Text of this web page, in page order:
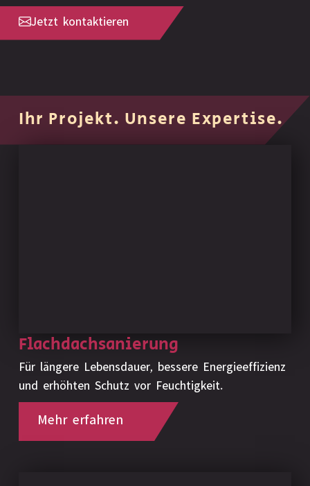
Jetzt kontaktieren
Ihr Projekt. Unsere Expertise.
Flachdachsanierung
Für längere Lebensdauer, bessere Energieeffizienz
und erhöhten Schutz vor Feuchtigkeit.
Mehr erfahren